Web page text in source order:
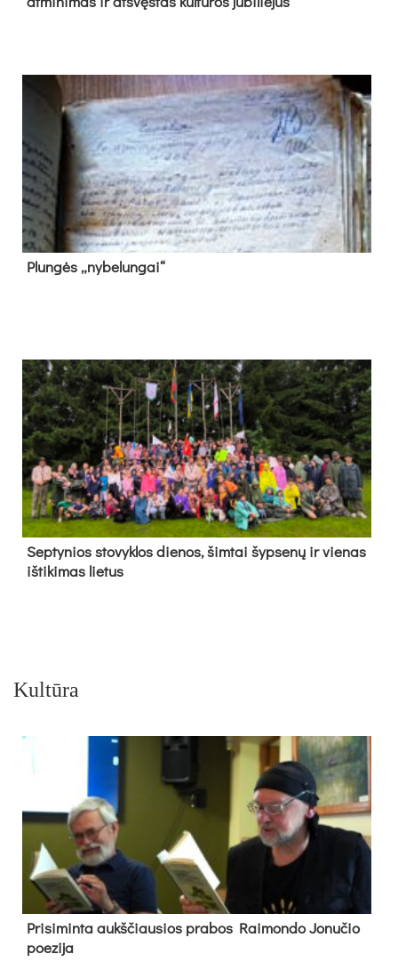
Plun­gės „ny­be­lun­gai“
Sep­ty­nios sto­vyk­los die­nos, šim­tai šyp­se­nų ir vie­nas
iš­ti­ki­mas lie­tus
Kultūra
Pri­si­min­ta aukš­čiau­sios pra­bos Rai­mon­do Jo­nu­čio
poe­zi­ja